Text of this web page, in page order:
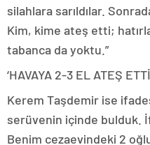
silahlara sarıldılar.
Kim, kime ateş etti;
tabanca da yoktu.”
‘HAVAYA 2-3 EL ATEŞ
Kerem Taşdemir ise
serüvenin içinde bulduk.
Benim cezaevindeki 2